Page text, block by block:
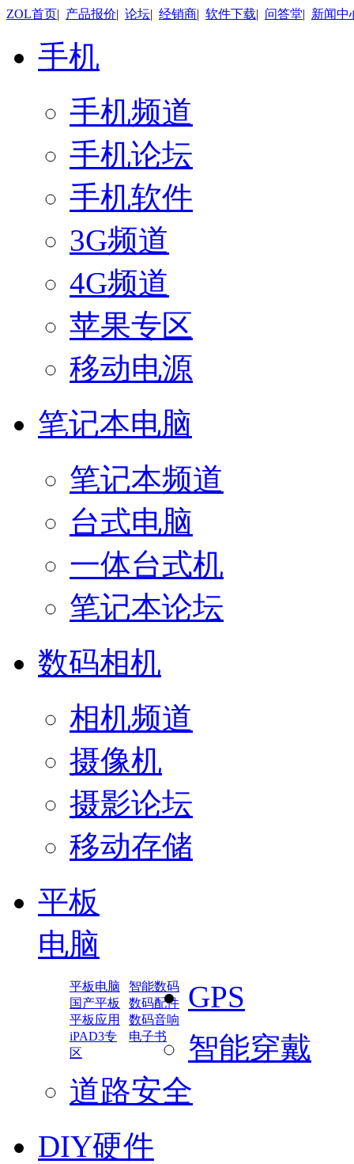
ZOL首页| 产品报价| 论坛| 经销商| 软件下载| 问答堂| 新闻中
手机
手机频道
手机论坛
手机软件
3G频道
4G频道
苹果专区
移动电源
笔记本电脑
笔记本频道
台式电脑
一体台式机
笔记本论坛
数码相机
相机频道
摄像机
摄影论坛
移动存储
平板
电脑
平板电脑
智能数码
国产平板
数码配件
平板应用
数码音响
iPAD3专
区
电子书
GPS
智能穿戴
道路安全
DIY硬件